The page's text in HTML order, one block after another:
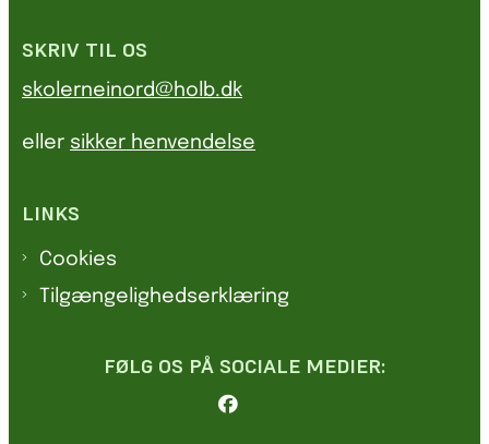
SKRIV TIL OS
skolerneinord@holb.dk
eller sikker henvendelse
LINKS
Cookies
Tilgængelighedserklæring
FØLG OS PÅ SOCIALE MEDIER: